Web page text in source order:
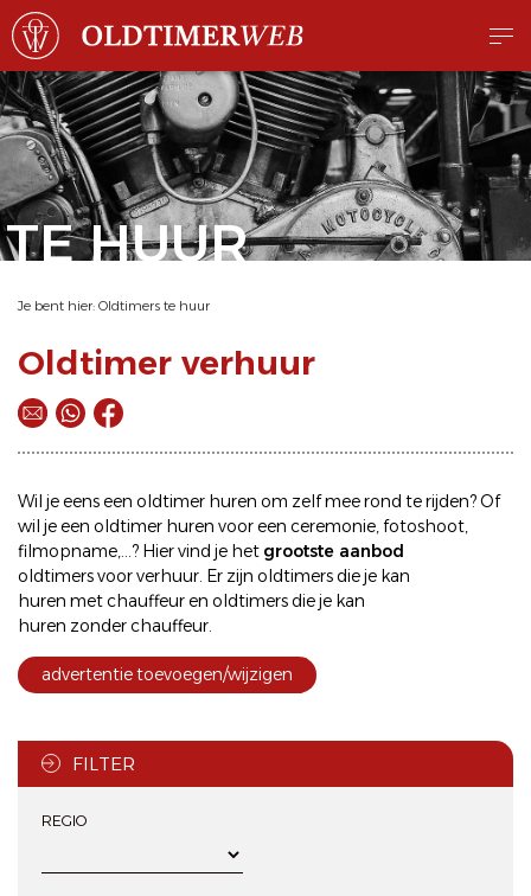
TE HUUR
Je bent hier: Oldtimers te huur
Oldtimer verhuur
Wil je eens een oldtimer huren om zelf mee rond te rijden? Of
wil je een oldtimer huren voor een ceremonie, fotoshoot,
filmopname,...? Hier vind je het grootste aanbod
oldtimers voor verhuur. Er zijn oldtimers die je kan
huren met chauffeur en oldtimers die je kan
huren zonder chauffeur.
advertentie toevoegen/wijzigen
FILTER
REGIO